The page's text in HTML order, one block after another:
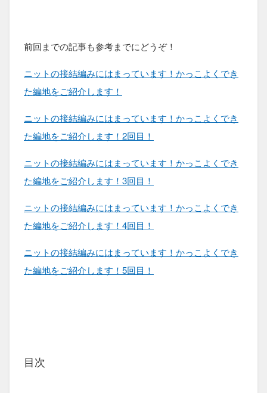
前回までの記事も参考までにどうぞ！
ニットの接結編みにはまっています！かっこよくでき
た編地をご紹介します！
ニットの接結編みにはまっています！かっこよくでき
た編地をご紹介します！2回目！
ニットの接結編みにはまっています！かっこよくでき
た編地をご紹介します！3回目！
ニットの接結編みにはまっています！かっこよくでき
た編地をご紹介します！4回目！
ニットの接結編みにはまっています！かっこよくでき
た編地をご紹介します！5回目！
目次